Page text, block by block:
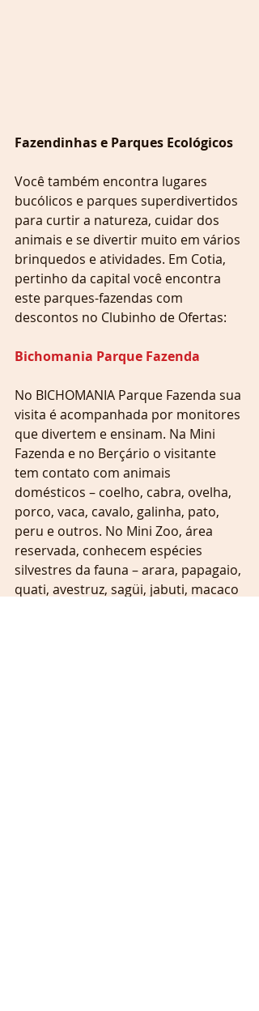
Fazendinhas e Parques Ecológicos
Você também encontra lugares
bucólicos e parques superdivertidos
para curtir a natureza, cuidar dos
animais e se divertir muito em vários
brinquedos e atividades. Em Cotia,
pertinho da capital você encontra
este parques-fazendas com
descontos no Clubinho de Ofertas:
Bichomania Parque Fazenda
No BICHOMANIA Parque Fazenda sua
visita é acompanhada por monitores
que divertem e ensinam. Na Mini
Fazenda e no Berçário o visitante
tem contato com animais
domésticos – coelho, cabra, ovelha,
porco, vaca, cavalo, galinha, pato,
peru e outros. No Mini Zoo, área
reservada, conhecem espécies
silvestres da fauna – arara, papagaio,
quati, avestruz, sagüi, jabuti, macaco